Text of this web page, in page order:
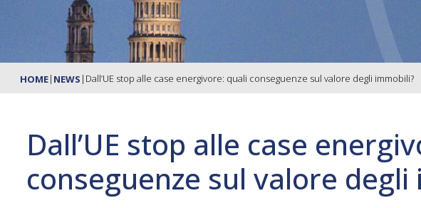
HOME| NEWS | Dall’UE stop alle case energivore: quali conseguenze sul valore degli immobili?
Dall’UE stop alle case
conseguenze sul valore